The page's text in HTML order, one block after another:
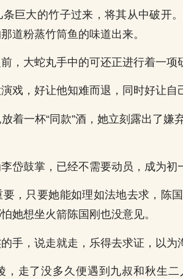
巨大的竹子过来，将其从中破开
道粉蒸竹筒鱼的味道出来。
，大蛇丸手中的可还正进行着一项
戏，好让他知难而退，同时好让自
着一杯“同款”酒，她立刻露出了嫌
岱鼓掌，已经不需要动员，成为初
，只要她能如理如法地去求，陈
她想坐火箭陈国刚也没意见。
手，说走就走，乐得去求证，以为
，走了没多久便遇到九叔和秋生